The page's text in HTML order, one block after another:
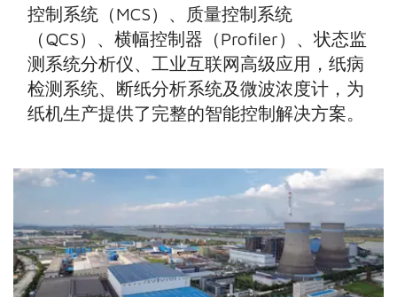
控制系统（MCS）、质量控制系统
（QCS）、横幅控制器（Profiler）、状态监
测系统分析仪、工业互联网高级应用，纸病
检测系统、断纸分析系统及微波浓度计，为
纸机生产提供了完整的智能控制解决方案。